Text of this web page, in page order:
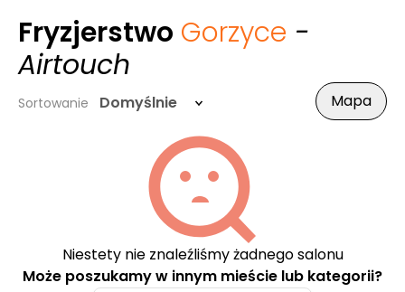
Fryzjerstwo Gorzyce -
Airtouch
Sortowanie Domyślnie Mapa
Niestety nie znaleźliśmy żadnego salonu
Może poszukamy w innym mieście lub kategorii?